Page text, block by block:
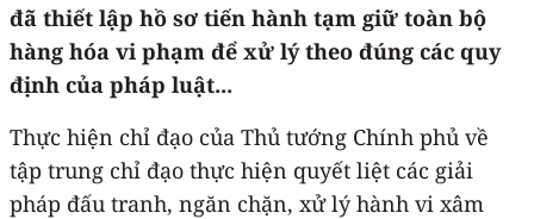
đã thiết lập hồ sơ tiến hành tạm giữ toàn bộ
hàng hóa vi phạm để xử lý theo đúng các quy
định của pháp luật...
Thực hiện chỉ đạo của Thủ tướng Chính phủ về
tập trung chỉ đạo thực hiện quyết liệt các giải
pháp đấu tranh, ngăn chặn, xử lý hành vi xâm